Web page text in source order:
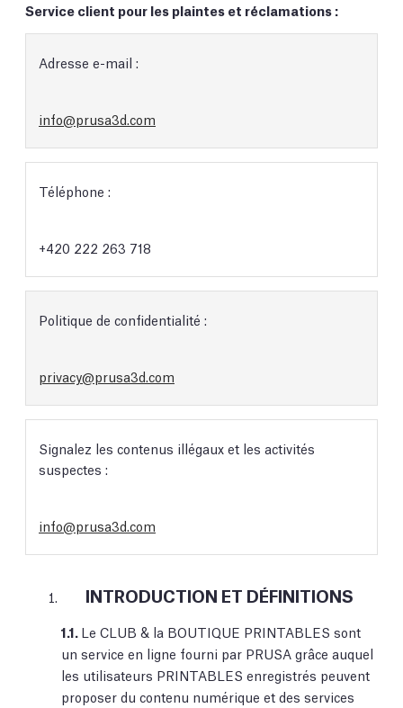
Service client pour les plaintes et réclamations :
Adresse e-mail :
info@prusa3d.com
Téléphone :
+420 222 263 718
Politique de confidentialité :
privacy@prusa3d.com
Signalez les contenus illégaux et les activités
suspectes :
info@prusa3d.com
INTRODUCTION ET DÉFINITIONS
1.1. Le CLUB & la BOUTIQUE PRINTABLES sont
un service en ligne fourni par PRUSA grâce auquel
les utilisateurs PRINTABLES enregistrés peuvent
proposer du contenu numérique et des services